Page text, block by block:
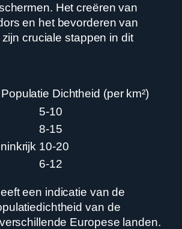
Het creëren van
en het bevorderen van
cruciale stappen in dit
Dichtheid (per km²)
5-10
8-15
10-20
6-12
een indicatie van de
van de
Europese landen.